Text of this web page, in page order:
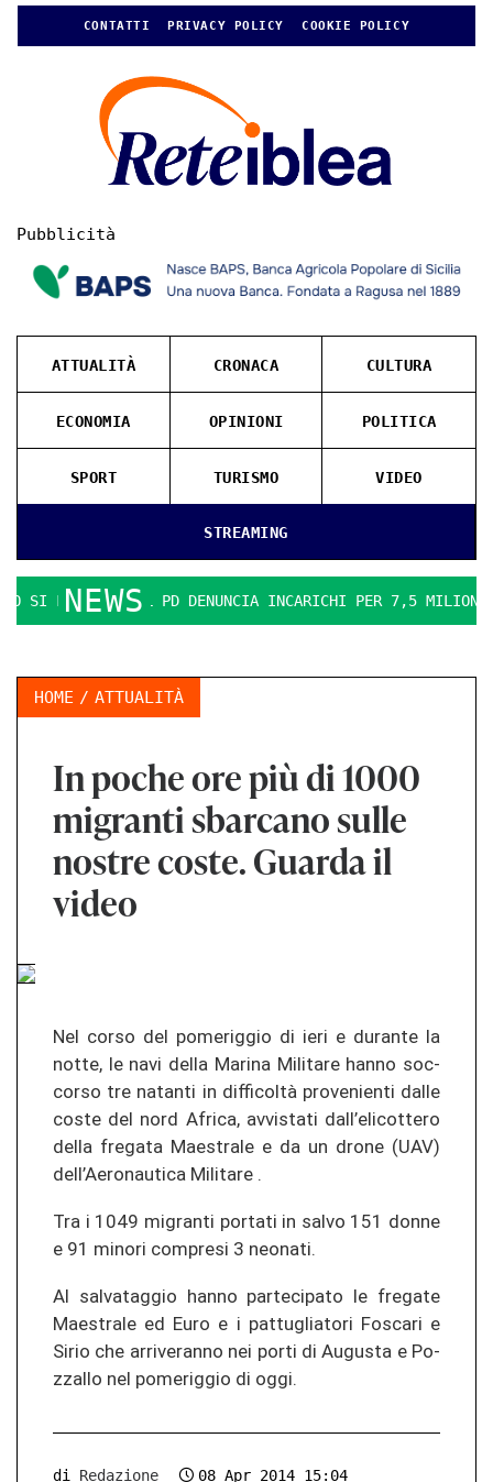
CONTATTI PRIVACY POLICY COOKIE POLICY
Pubblicità
STREAMING
ATTUALITÀ CRONACA CULTURA
ECONOMIA OPINIONI POLITICA
SPORT TURISMO VIDEO
NEWS
IL PD DENUNCIA INCARICHI PER 7,5 MILIONI LA ERGON
HOME ATTUALITÀ
In poche ore più di 1000
migranti sbarcano sulle
nostre coste. Guarda il
video
Nel corso del po­me­rig­gio di ieri e du­ran­te la
notte, le navi della Ma­ri­na Mi­li­ta­re hanno soc­
cor­so tre na­tan­ti in difficoltà pro­ve­nien­ti dalle
coste del nord Afri­ca, av­vis­ta­ti dall’eli­cot­te­ro
della fre­ga­ta Mae­s­tra­le e da un drone (UAV)
dell’Ae­ro­nau­ti­ca Mi­li­ta­re .
Tra i 1049 mi­gran­ti por­ta­ti in salvo 151 donne
e 91 mi­no­ri com­pre­si 3 neo­na­ti.
Al sal­vat­ag­gio hanno par­te­ci­pa­to le fre­ga­te
Mae­s­tra­le ed Euro e i pat­tu­glia­to­ri Fos­ca­ri e
Sirio che ar­ri­ve­ran­no nei porti di Au­gus­ta e Po­
z­zal­lo nel po­me­rig­gio di oggi.
di Redazione 08 Apr 2014 15:04